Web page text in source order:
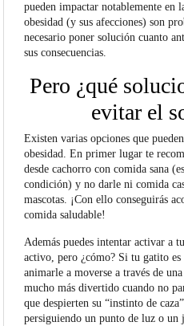
pueden impactar notablemente
obesidad (y sus afecciones) son
necesario poner solución cuanto
sus consecuencias.
Pero ¿qué
evitar el
Existen varias opciones que
obesidad. En primer lugar te
desde cachorro con comida sana
condición) y no darle ni comida
mascotas. ¡Con ello conseguirás
comida saludable!
Además puedes intentar activar a
activo, pero ¿cómo? Si tu gatito es
animarle a moverse a través de
mucho más divertido cuando no
que despierten su “instinto de
persiguiendo un punto de luz o un